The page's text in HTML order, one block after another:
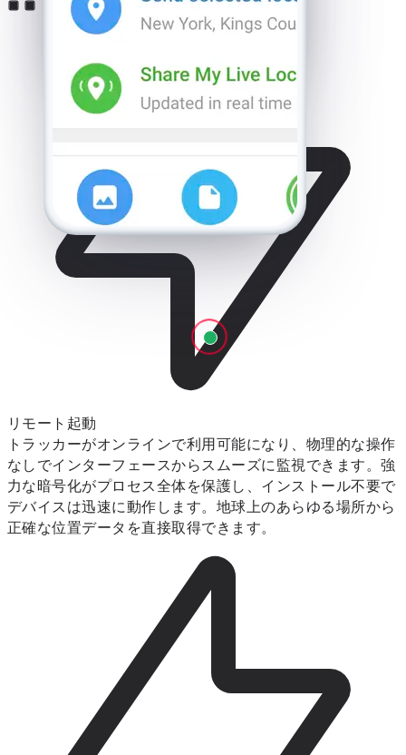
リモート起動
トラッカーがオンラインで利用可能になり、物理的な操作
なしでインターフェースからスムーズに監視できます。強
力な暗号化がプロセス全体を保護し、インストール不要で
デバイスは迅速に動作します。地球上のあらゆる場所から
正確な位置データを直接取得できます。